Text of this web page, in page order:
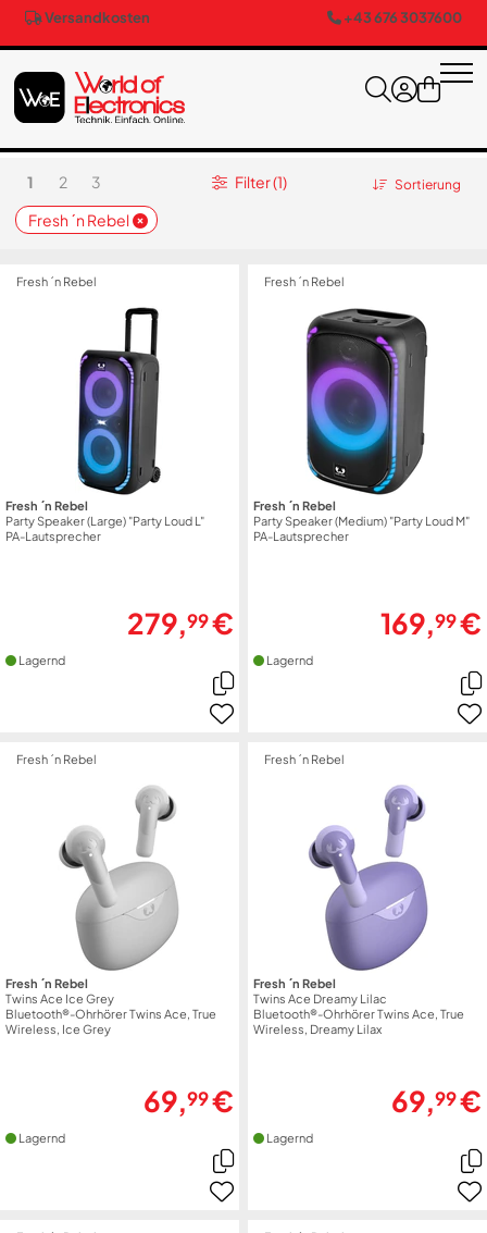
Versandkosten +43 676 3037600
Sortierung
1 2
3
Fresh ´n Rebel
Filter (1)
Fresh ´n Rebel
Fresh ´n Rebel
Party Speaker (Large) "Party Loud L"
PA-Lautsprecher
279,99€
Lagernd
Fresh ´n Rebel
Fresh ´n Rebel
Party Speaker (Medium) "Party Loud M"
PA-Lautsprecher
169,99€
Lagernd
Fresh ´n Rebel
Fresh ´n Rebel
Twins Ace Ice Grey
Bluetooth®-Ohrhörer Twins Ace, True
Wireless, Ice Grey
69,99€
Lagernd
Fresh ´n Rebel
Fresh ´n Rebel
Twins Ace Dreamy Lilac
Bluetooth®-Ohrhörer Twins Ace, True
Wireless, Dreamy Lilax
69,99€
Lagernd